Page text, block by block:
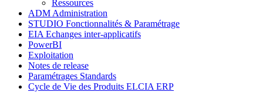
Ressources
ADM Administration
STUDIO Fonctionnalités & Paramétrage
EIA Echanges inter-applicatifs
PowerBI
Exploitation
Notes de release
Paramétrages Standards
Cycle de Vie des Produits ELCIA ERP